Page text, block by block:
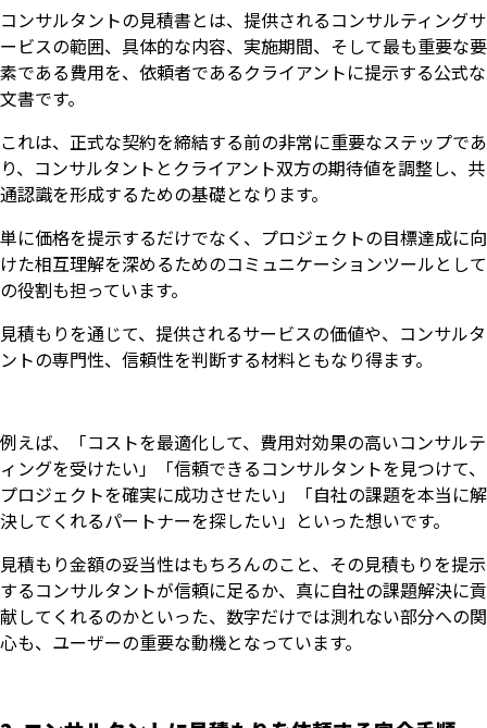
コンサルタントの見積書とは、提供されるコンサルティングサ
ービスの範囲、具体的な内容、実施期間、そして最も重要な要
素である費用を、依頼者であるクライアントに提示する公式な
文書です。
これは、正式な契約を締結する前の非常に重要なステップであ
り、コンサルタントとクライアント双方の期待値を調整し、共
通認識を形成するための基礎となります。
単に価格を提示するだけでなく、プロジェクトの目標達成に向
けた相互理解を深めるためのコミュニケーションツールとして
の役割も担っています。
見積もりを通じて、提供されるサービスの価値や、コンサルタ
ントの専門性、信頼性を判断する材料ともなり得ます。
例えば、「コストを最適化して、費用対効果の高いコンサルテ
ィングを受けたい」「信頼できるコンサルタントを見つけて、
プロジェクトを確実に成功させたい」「自社の課題を本当に解
決してくれるパートナーを探したい」といった想いです。
見積もり金額の妥当性はもちろんのこと、その見積もりを提示
するコンサルタントが信頼に足るか、真に自社の課題解決に貢
献してくれるのかといった、数字だけでは測れない部分への関
心も、ユーザーの重要な動機となっています。